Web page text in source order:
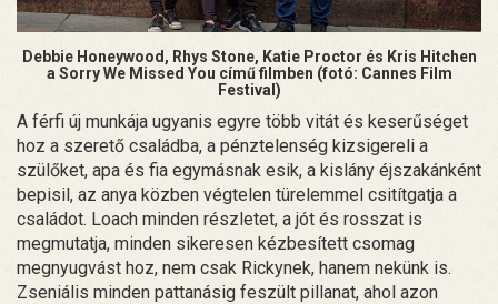
Debbie Honeywood, Rhys Stone, Katie Proctor és Kris Hitchen
a Sorry We Missed You című filmben (fotó: Cannes Film
Festival)
A férfi új munkája ugyanis egyre több vitát és keserűséget
hoz a szerető családba, a pénztelenség kizsigereli a
szülőket, apa és fia egymásnak esik, a kislány éjszakánként
bepisil, az anya közben végtelen türelemmel csitítgatja a
családot. Loach minden részletet, a jót és rosszat is
megmutatja, minden sikeresen kézbesített csomag
megnyugvást hoz, nem csak Rickynek, hanem nekünk is.
Zseniális minden pattanásig feszült pillanat, ahol azon